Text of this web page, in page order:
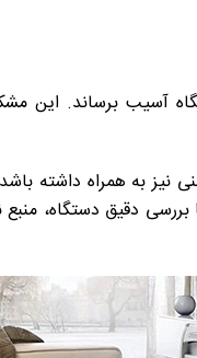
برساند. این
به همراه داشته
دقیق دستگاه،